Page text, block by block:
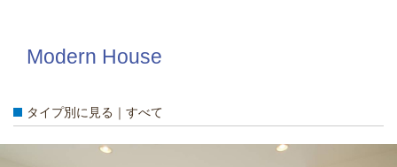
Modern House
タイプ別に見る｜すべて